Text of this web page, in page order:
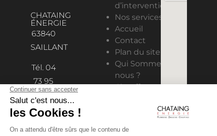
CHATAING
ÉNERGIE
63840
SAILLANT
Tél. 04
73 95
98 11
contact@chataing-
d’intervention
Nos services
Accueil
Contact
Plan du site
Qui Sommes-
nous ?
Chauffage
Climatisation
Plomberie